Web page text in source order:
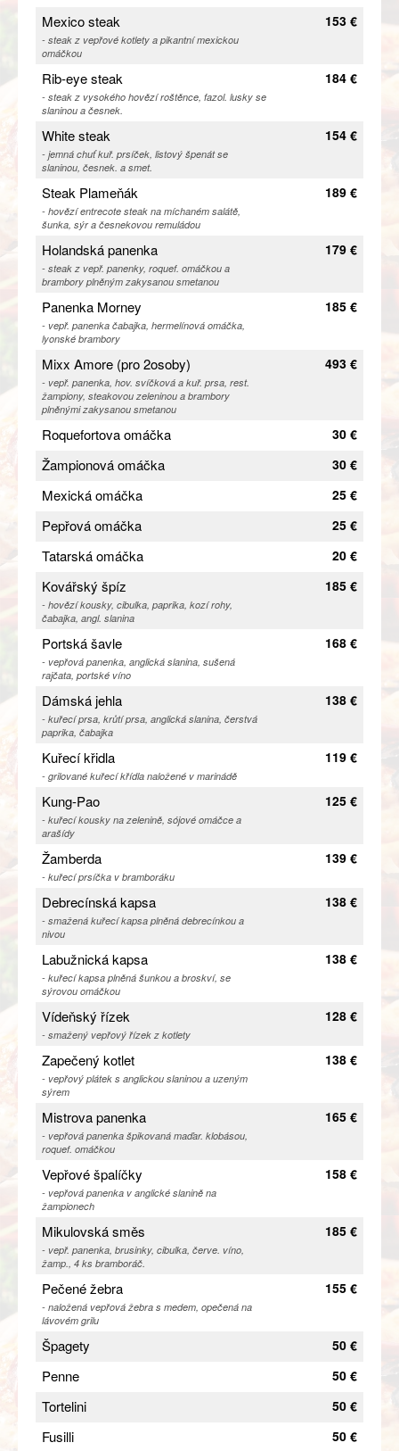
Mexico steak
- steak z vepřové kotlety a pikantní mexickou
omáčkou
153 €
Rib-eye steak
- steak z vysokého hovězí roštěnce, fazol. lusky se
slaninou a česnek.
184 €
White steak
- jemná chuť kuř. prsíček, listový špenát se
slaninou, česnek. a smet.
154 €
Steak Plameňák
- hovězí entrecote steak na míchaném salátě,
šunka, sýr a česnekovou remuládou
189 €
Holandská panenka
- steak z vepř. panenky, roquef. omáčkou a
brambory plněným zakysanou smetanou
179 €
Panenka Morney
- vepř. panenka čabajka, hermelínová omáčka,
lyonské brambory
185 €
Mixx Amore (pro 2osoby)
- vepř. panenka, hov. svíčková a kuř. prsa, rest.
žampiony, steakovou zeleninou a brambory
plněnými zakysanou smetanou
493 €
Roquefortova omáčka 30 €
Žampionová omáčka 30 €
Mexická omáčka 25 €
Pepřová omáčka 25 €
Tatarská omáčka 20 €
Kovářský špíz
- hovězí kousky, cibulka, paprika, kozí rohy,
čabajka, angl. slanina
185 €
Portská šavle
- vepřová panenka, anglická slanina, sušená
rajčata, portské víno
168 €
Dámská jehla
- kuřecí prsa, krůtí prsa, anglická slanina, čerstvá
paprika, čabajka
138 €
Kuřecí křidla
- grilované kuřecí křídla naložené v marinádě
119 €
Kung-Pao
- kuřecí kousky na zelenině, sójové omáčce a
arašídy
125 €
Žamberda
- kuřecí prsíčka v bramboráku
139 €
Debrecínská kapsa
- smažená kuřecí kapsa plněná debrecínkou a
nivou
138 €
Labužnická kapsa
- kuřecí kapsa plněná šunkou a broskví, se
sýrovou omáčkou
138 €
Vídeňský řízek
- smažený vepřový řízek z kotlety
128 €
Zapečený kotlet
- vepřový plátek s anglickou slaninou a uzeným
sýrem
138 €
Mistrova panenka
- vepřová panenka špikovaná maďar. klobásou,
roquef. omáčkou
165 €
Vepřové špalíčky
- vepřová panenka v anglické slanině na
žampionech
158 €
Mikulovská směs
- vepř. panenka, brusinky, cibulka, červe. víno,
žamp., 4 ks bramboráč.
185 €
Pečené žebra
- naložená vepřová žebra s medem, opečená na
lávovém grilu
155 €
Špagety 50 €
Penne 50 €
Tortelini 50 €
Fusilli 50 €